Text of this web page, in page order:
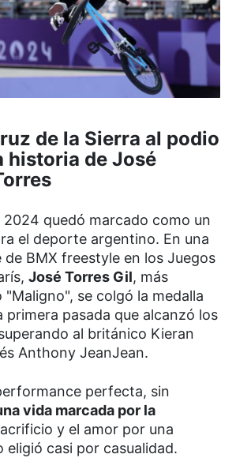
de la Sierra al podio
historia de José
2024 quedó marcado como un
el deporte argentino. En una
BMX freestyle en los Juegos
José Torres Gil, más
se colgó la medalla
primera pasada que alcanzó los
al británico Kieran
Anthony JeanJean.
perfecta, sin
vida marcada por la
y el amor por una
eligió casi por casualidad.